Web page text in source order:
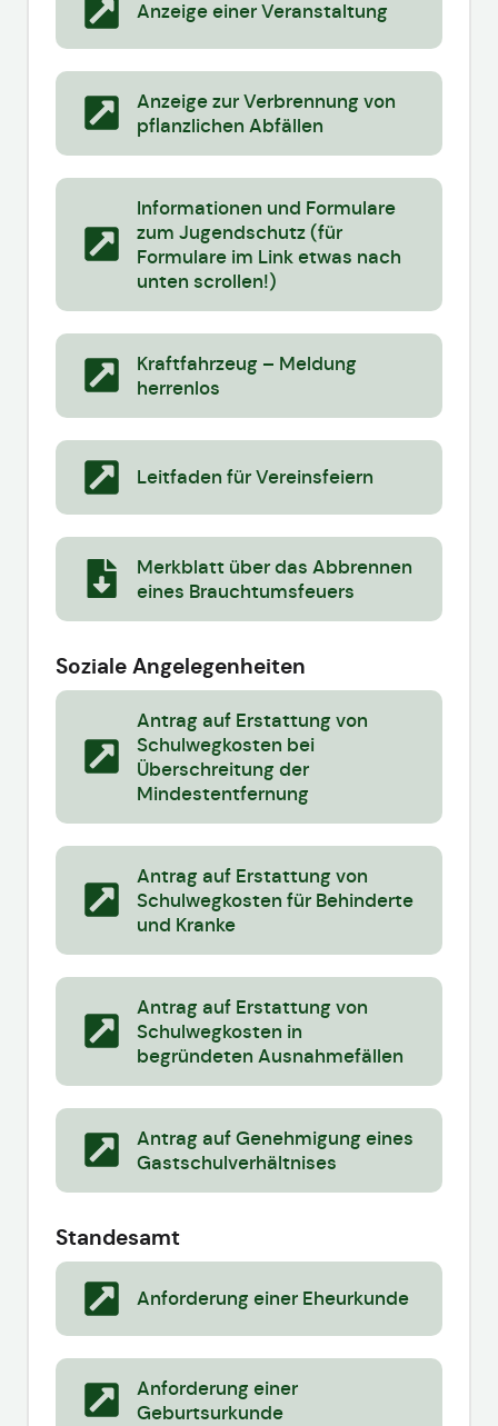
Anzeige einer Veranstaltung
Anzeige zur Verbrennung von
pflanzlichen Abfällen
Informationen und Formulare
zum Jugendschutz (für
Formulare im Link etwas nach
unten scrollen!)
Kraftfahrzeug – Meldung
herrenlos
Leitfaden für Vereinsfeiern
Merkblatt über das Abbrennen
eines Brauchtumsfeuers
Soziale Angelegenheiten
Antrag auf Erstattung von
Schulwegkosten bei
Überschreitung der
Mindestentfernung
Antrag auf Erstattung von
Schulwegkosten für Behinderte
und Kranke
Antrag auf Erstattung von
Schulwegkosten in
begründeten Ausnahmefällen
Antrag auf Genehmigung eines
Gastschulverhältnises
Standesamt
Anforderung einer Eheurkunde
Anforderung einer
Geburtsurkunde